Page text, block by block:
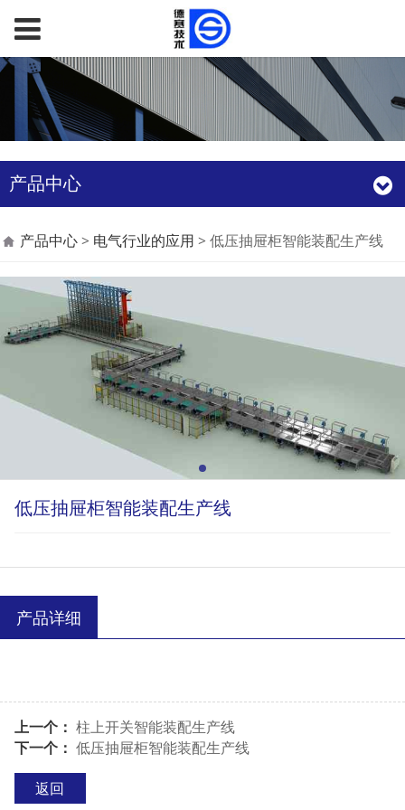
产品中心
低压抽屉柜智能装配生
产线
产品中心> 电气行业的应用 > 低压抽屉柜智能装配生产线
低压抽屉柜智能装配生产线
产品详细
上一个： 柱上开关智能装配生产线
下一个： 低压抽屉柜智能装配生产线
返回